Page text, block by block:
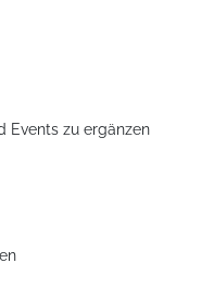
Events zu ergänzen